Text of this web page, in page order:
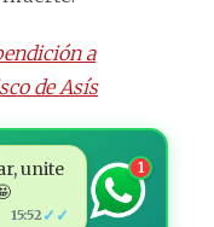
a
de Asís
unite
15:52 ✓✓
1